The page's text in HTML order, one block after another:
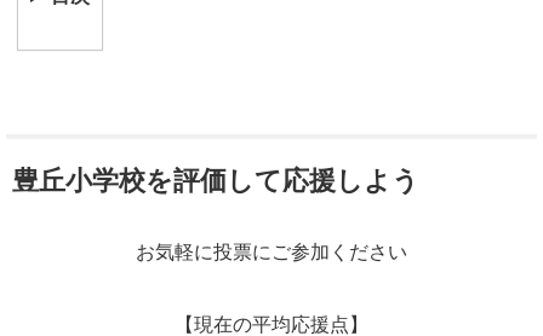
豊丘小学校を評価して応援しよう
お気軽に投票にご参加ください
【現在の平均応援点】